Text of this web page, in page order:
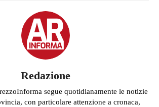
Redazione
segue quotidianamente le notizie
con particolare attenzione a cronaca,